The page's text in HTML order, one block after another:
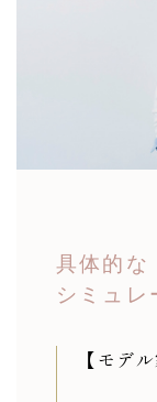
具体的な
シミュレ
【モデ